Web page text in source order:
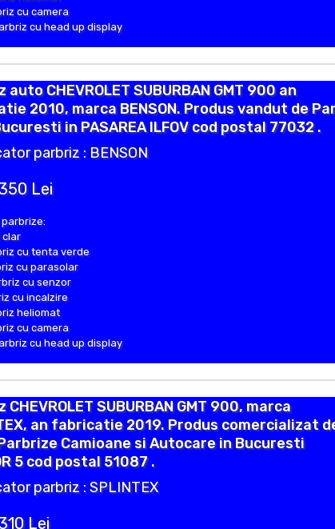
cu camera
cu head up display
auto CHEVROLET SUBURBAN GMT 900 an
2010, marca BENSON. Produs vandut de
in PASAREA ILFOV cod postal 77032 .
parbriz : BENSON
Lei
clar
cu tenta verde
cu parasolar
cu senzor
cu incalzire
heliomat
cu camera
cu head up display
CHEVROLET SUBURBAN GMT 900, marca
an fabricatie 2019. Produs comercializat
Camioane si Autocare in Bucuresti
5 cod postal 51087 .
parbriz : SPLINTEX
Lei